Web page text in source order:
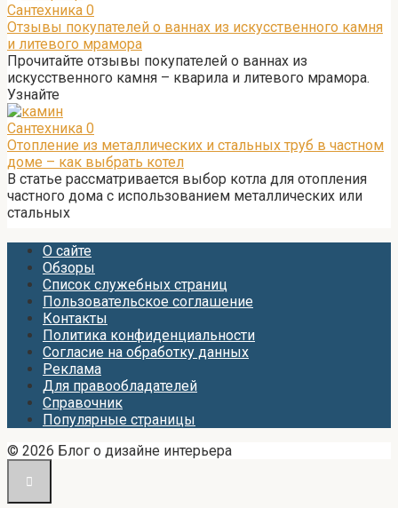
Сантехника 0
Отзывы покупателей о ваннах из искусственного камня
и литевого мрамора
Прочитайте отзывы покупателей о ваннах из
искусственного камня – кварила и литевого мрамора.
Узнайте
Сантехника 0
Отопление из металлических и стальных труб в частном
доме – как выбрать котел
В статье рассматривается выбор котла для отопления
частного дома с использованием металлических или
стальных
О сайте
Обзоры
Список служебных страниц
Пользовательское соглашение
Контакты
Политика конфиденциальности
Согласие на обработку данных
Реклама
Для правообладателей
Справочник
Популярные страницы
© 2026 Блог о дизайне интерьера